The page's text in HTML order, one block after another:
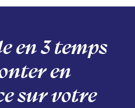
en 3 temps
en
sur votre